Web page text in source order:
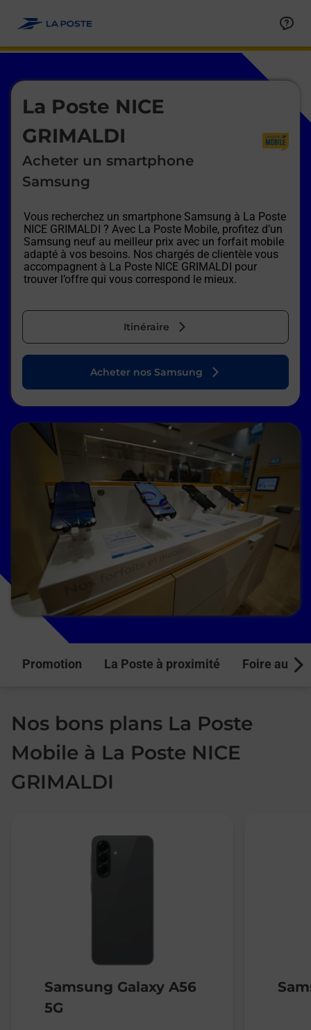
La Poste NICE
GRIMALDI
Acheter un smartphone
Samsung
Vous recherchez un smartphone Samsung à La Poste
NICE GRIMALDI ? Avec La Poste Mobile, profitez d’un
Samsung neuf au meilleur prix avec un forfait mobile
adapté à vos besoins. Nos chargés de clientèle vous
accompagnent à La Poste NICE GRIMALDI pour
trouver l’offre qui vous correspond le mieux.
Itinéraire
Le lien s'ouvre dans un nouvel onglet
Acheter nos Samsung
Promotion La Poste à proximité Foire aux
Nos bons plans La Poste
Mobile à La Poste NICE
GRIMALDI
Samsung Galaxy A56
5G